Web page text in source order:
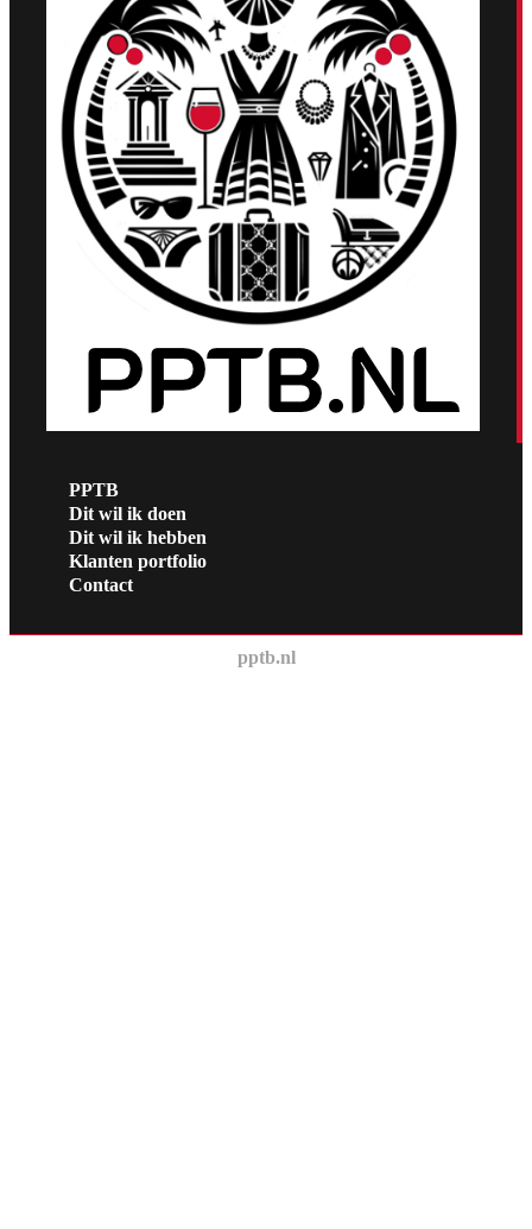
PPTB
Dit wil ik doen
Dit wil ik hebben
Klanten portfolio
Contact
pptb.nl